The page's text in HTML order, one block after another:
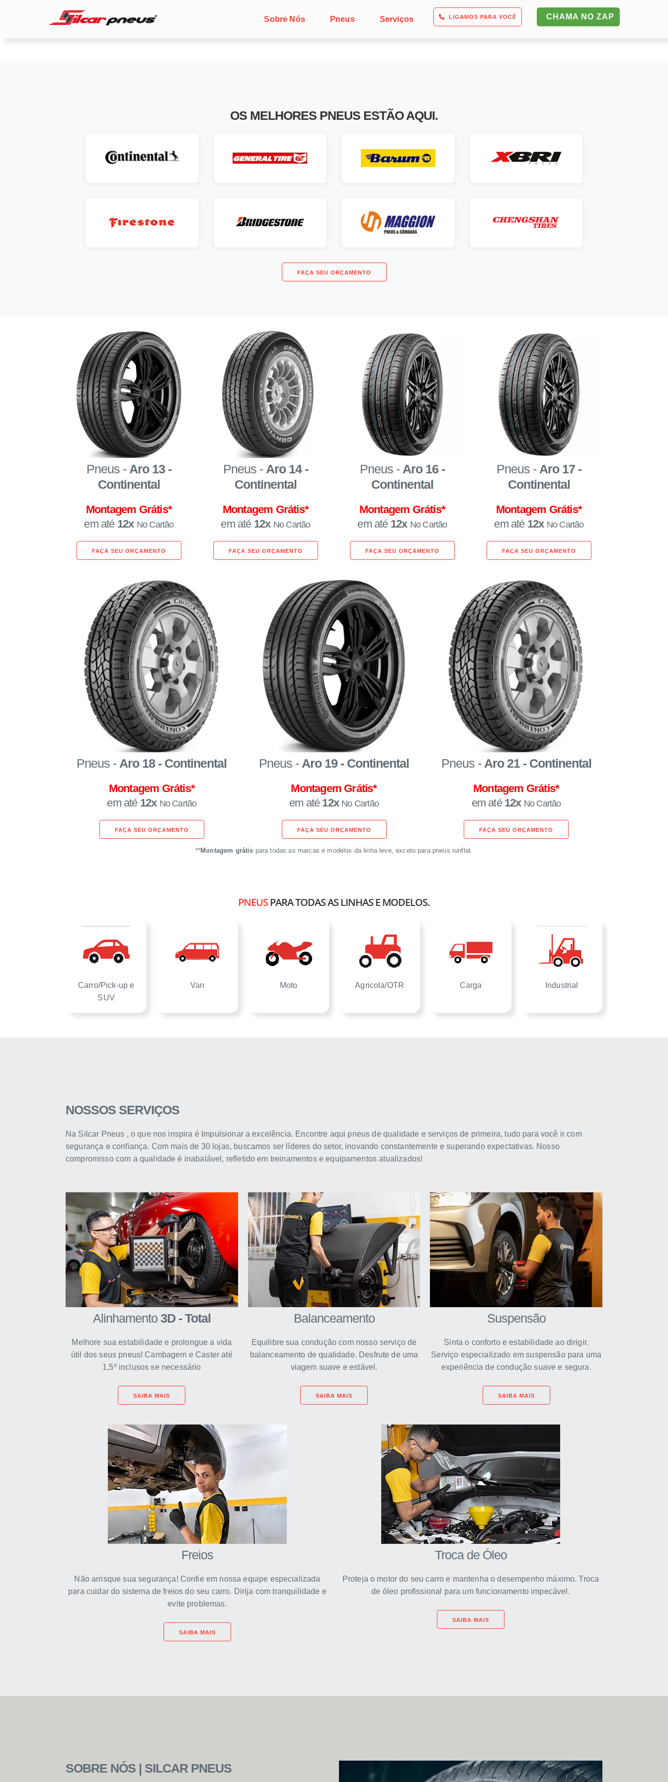
Sobre Nós Pneus Serviços LIGAMOS PARA VOCÊ CHAMA NO ZAP
OS MELHORES PNEUS ESTÃO AQUI.
FAÇA SEU ORÇAMENTO
Pneus - Aro 13 -
Continental
Montagem Grátis*
em até 12x No Cartão
FAÇA SEU ORÇAMENTO
Pneus - Aro 14 -
Continental
Montagem Grátis*
em até 12x No Cartão
FAÇA SEU ORÇAMENTO
Pneus - Aro 16 -
Continental
Montagem Grátis*
em até 12x No Cartão
FAÇA SEU ORÇAMENTO
Pneus - Aro 17 -
Continental
Montagem Grátis*
em até 12x No Cartão
FAÇA SEU ORÇAMENTO
Pneus - Aro 18 - Continental
Montagem Grátis*
em até 12x No Cartão
FAÇA SEU ORÇAMENTO
Pneus - Aro 19 - Continental
Montagem Grátis*
em até 12x No Cartão
FAÇA SEU ORÇAMENTO
Pneus - Aro 21 - Continental
Montagem Grátis*
em até 12x No Cartão
FAÇA SEU ORÇAMENTO
**Montagem grátis para todas as marcas e modelos da linha leve, exceto para pneus runflat.
PNEUS PARA TODAS AS LINHAS E MODELOS.
Carro/Pick-up e
SUV
Van Moto Agricola/OTR Carga Industrial
NOSSOS SERVIÇOS
Na Silcar Pneus , o que nos inspira é Impulsionar a excelência. Encontre aqui pneus de qualidade e serviços de primeira, tudo para você ir com
segurança e confiança. Com mais de 30 lojas, buscamos ser líderes do setor, inovando constantemente e superando expectativas. Nosso
compromisso com a qualidade é inabalável, refletido em treinamentos e equipamentos atualizados!
Alinhamento 3D - Total
Melhore sua estabilidade e prolongue a vida
útil dos seus pneus! Cambagem e Caster até
1,5º inclusos se necessário
SAIBA MAIS
Balanceamento
Equilibre sua condução com nosso serviço de
balanceamento de qualidade. Desfrute de uma
viagem suave e estável.
SAIBA MAIS
Suspensão
Sinta o conforto e estabilidade ao dirigir.
Serviço especializado em suspensão para uma
experiência de condução suave e segura.
SAIBA MAIS
Freios
Não arrisque sua segurança! Confie em nossa equipe especializada
para cuidar do sistema de freios do seu carro. Dirija com tranquilidade e
evite problemas.
SAIBA MAIS
Troca de Óleo
Proteja o motor do seu carro e mantenha o desempenho máximo. Troca
de óleo profissional para um funcionamento impecável.
SAIBA MAIS
SOBRE NÓS | SILCAR PNEUS